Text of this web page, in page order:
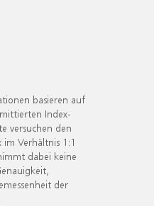
basieren auf
Index-
versuchen den
Verhältnis 1:1
dabei keine
der